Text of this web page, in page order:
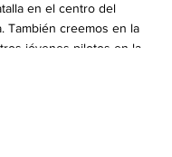
en el centro del
También creemos en la
jóvenes pilotos en la